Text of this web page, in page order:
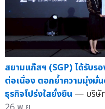
สยามแก๊สฯ (SGP) ได้รับ
ต่อเนื่อง ตอกย้ำความมุ่งมั่
ธุรกิจโปร่งใสยั่งยืน — บริษัท